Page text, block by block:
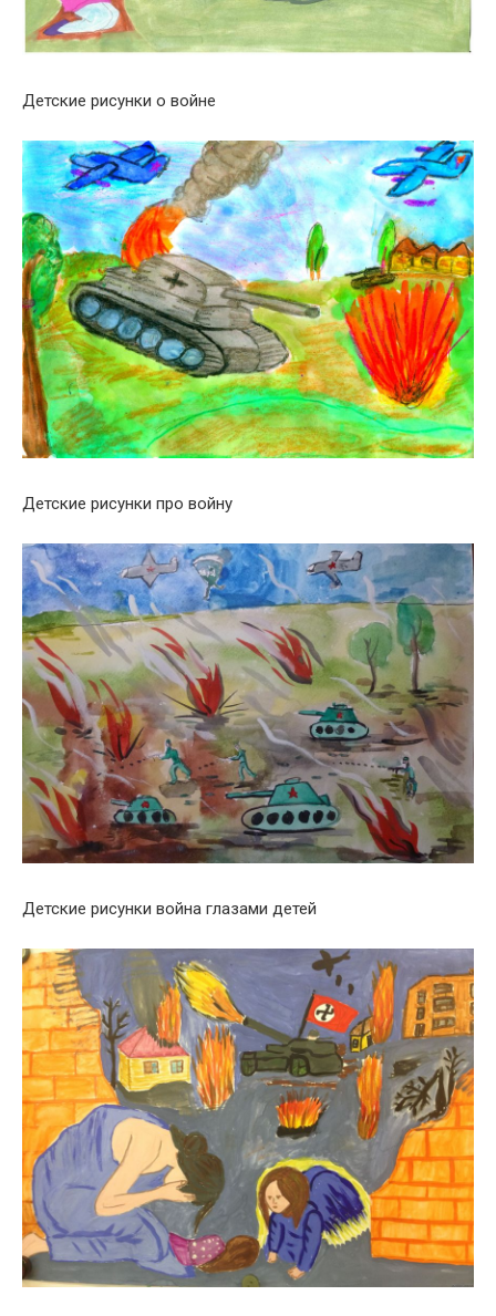
Детские рисунки о войне
Детские рисунки про войну
Детские рисунки война глазами детей